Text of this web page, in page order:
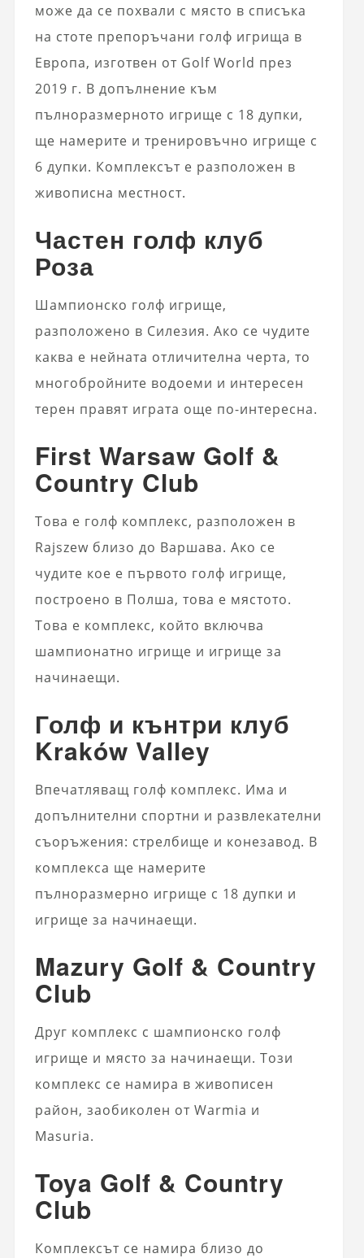
може да се похвали с място в списъка
на стоте препоръчани голф игрища в
Европа, изготвен от Golf World през
2019 г. В допълнение към
пълноразмерното игрище с 18 дупки,
ще намерите и тренировъчно игрище с
6 дупки. Комплексът е разположен в
живописна местност.
Частен голф клуб
Роза
Шампионско голф игрище,
разположено в Силезия. Ако се чудите
каква е нейната отличителна черта, то
многобройните водоеми и интересен
терен правят играта още по-интересна.
First Warsaw Golf &
Country Club
Това е голф комплекс, разположен в
Rajszew близо до Варшава. Ако се
чудите кое е първото голф игрище,
построено в Полша, това е мястото.
Това е комплекс, който включва
шампионатно игрище и игрище за
начинаещи.
Голф и кънтри клуб
Kraków Valley
Впечатляващ голф комплекс. Има и
допълнителни спортни и развлекателни
съоръжения: стрелбище и конезавод. В
комплекса ще намерите
пълноразмерно игрище с 18 дупки и
игрище за начинаещи.
Mazury Golf & Country
Club
Друг комплекс с шампионско голф
игрище и място за начинаещи. Този
комплекс се намира в живописен
район, заобиколен от Warmia и
Masuria.
Toya Golf & Country
Club
Комплексът се намира близо до